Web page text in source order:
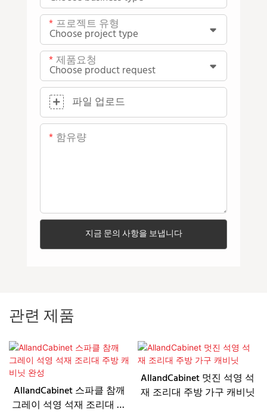
프로젝트 유형
제품요청
파일 업로드
함유량
지금 문의 사항을 보냅니다
관련 제품
AllandCabinet 스파클 참깨
그레이 석영 석재 조리대 주
AllandCabinet 멋진 석영 석
재 조리대 주방 가구 캐비닛